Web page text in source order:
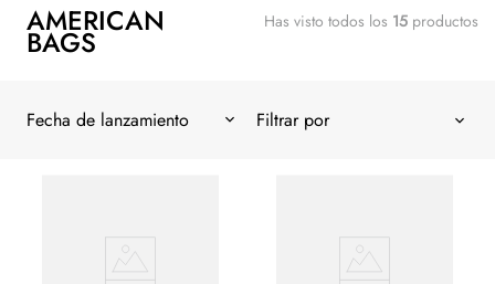
AMERICAN
BAGS
Has visto todos los 15 productos
Fecha de lanzamiento